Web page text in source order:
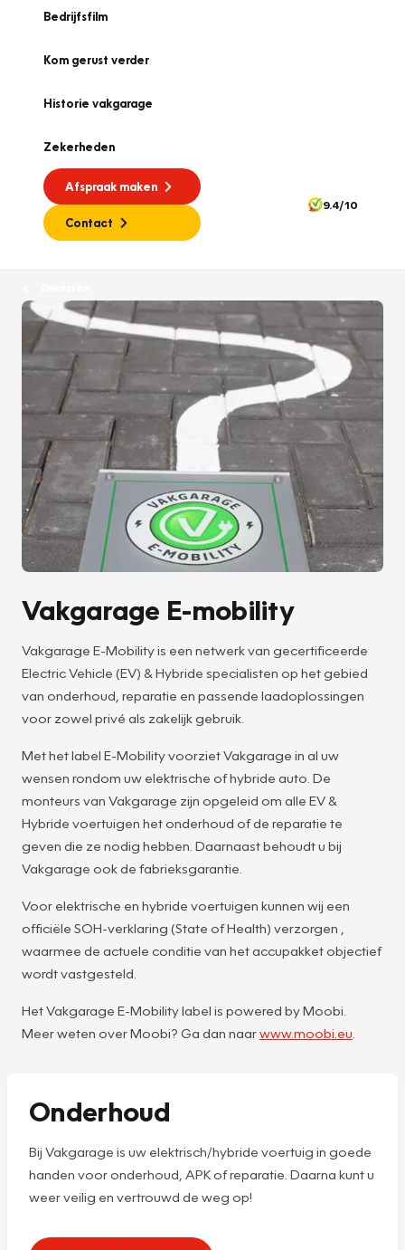
Bedrijfsfilm
Kom gerust verder
Historie vakgarage
Zekerheden
Afspraak maken
Contact
9.4/10
Vakgarage E-mobility
Vakgarage E-Mobility is een netwerk van gecertificeerde
Electric Vehicle (EV) & Hybride specialisten op het gebied
van onderhoud, reparatie en passende laadoplossingen
voor zowel privé als zakelijk gebruik.
Met het label E-Mobility voorziet Vakgarage in al uw
wensen rondom uw elektrische of hybride auto. De
monteurs van Vakgarage zijn opgeleid om alle EV &
Hybride voertuigen het onderhoud of de reparatie te
geven die ze nodig hebben. Daarnaast behoudt u bij
Vakgarage ook de fabrieksgarantie.
Voor elektrische en hybride voertuigen kunnen wij een
officiële SOH-verklaring (State of Health) verzorgen ,
waarmee de actuele conditie van het accupakket objectief
wordt vastgesteld.
Het Vakgarage E-Mobility label is powered by Moobi.
Meer weten over Moobi? Ga dan naarwww.moobi.eu
Onderhoud
Bij Vakgarage is uw elektrisch/hybride voertuig in goede
handen voor onderhoud, APK of reparatie. Daarna kunt u
weer veilig en vertrouwd de weg op!